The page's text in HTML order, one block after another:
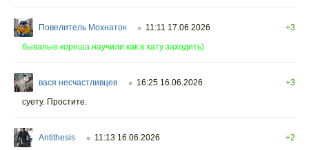
Повелитель Мохнаток ○ 11:11 17.06.2026
+3
бывалые кореша научили как в хату заходить)
вася несчастливцев ○ 16:25 16.06.2026
+3
суету. Простите.
Antithesis ○ 11:13 16.06.2026
+2